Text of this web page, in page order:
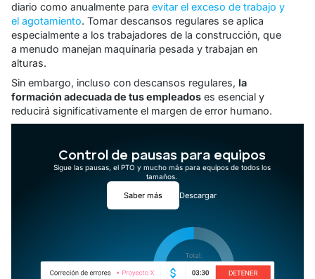
diario como anualmente para evitar el exceso de trabajo y
el agotamiento. Tomar descansos regulares se aplica
especialmente a los trabajadores de la construcción, que
a menudo manejan maquinaria pesada y trabajan en
alturas.
Sin embargo, incluso con descansos regulares, la
formación adecuada de tus empleados es esencial y
reducirá significativamente el margen de error humano.
Control de pausas para equipos
Sigue las pausas, el PTO y mucho más para equipos de todos los
tamaños.
Saber más Descargar